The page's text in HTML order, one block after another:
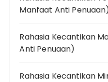
Manfaat Anti
Rahasia Kecantikan
Anti Penuaan)
Rahasia Kecantikan